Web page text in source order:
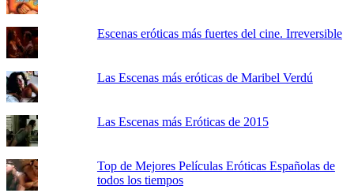
Escenas eróticas más fuertes del cine. Irreversible
Las Escenas más eróticas de Maribel Verdú
Las Escenas más Eróticas de 2015
Top de Mejores Películas Eróticas Españolas de
todos los tiempos